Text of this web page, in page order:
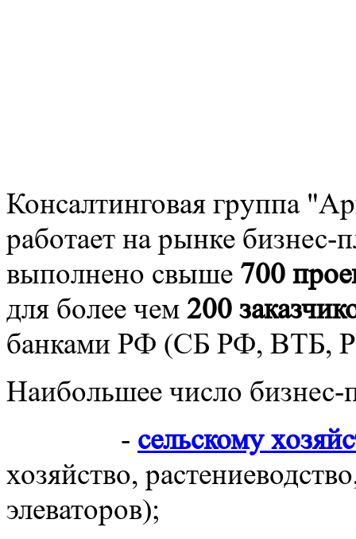
Консалтинговая группа
работает на рынке бизнес-
выполнено свыше 700
для более чем 200
банками РФ (СБ РФ, ВТБ,
Наибольшее число бизнес-
- сельскому
хозяйство,
элеваторов);